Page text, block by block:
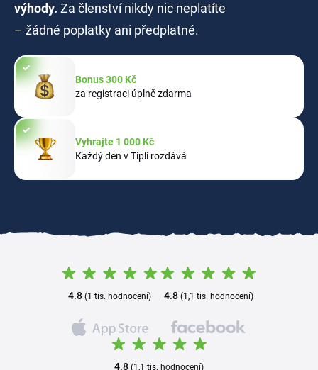
výhody. Za členství nikdy nic neplatíte
– žádné poplatky ani předplatné.
Bonus 300 Kč
za registraci úplně zdarma
Vyhrajte 1 000 Kč
Každý den v Tipli rozdává
4.8 (1 tis. hodnocení) 4.8(1,1 tis. hodnocení)
4.8 (1,1 tis. hodnocení)